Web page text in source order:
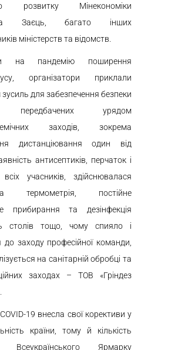
розвитку Мінекономіки
Заєць, багато інших
міністерств та відомств.
на пандемію поширення
організатори приклали
для забезпечення безпеки
передбачених урядом
заходів, зокрема
дистанціювання один від
антисептиків, перчаток і
учасників, здійснювалася
термометрія, постійне
прибирання та дезінфекція
столів тощо, чому спияло і
до заходу професійної команди,
на санітарній обробці та
заходах – ТОВ «Гріндез
19 внесла свої корективи у
країни, тому й кількість
Всеукраїнського Ярмарку